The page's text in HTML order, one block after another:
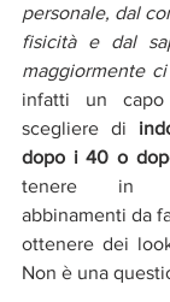
personale, dal
fisicità e dal
maggiormente
infatti un
scegliere di
dopo i 40 o
tenere in
abbinamenti da
ottenere dei
Non è una